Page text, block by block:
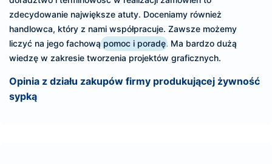
zdecydowanie największe atuty. Doceniamy również
handlowca, który z nami współpracuje. Zawsze możemy
liczyć na jego fachowąpomoc i poradę. Ma bardzo dużą
wiedzę w zakresie tworzenia projektów graficznych.
Opinia z działu zakupów firmy produkującej żywność
sypką